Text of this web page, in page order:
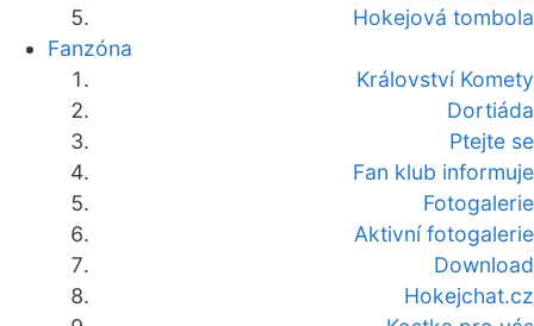
Hokejová tombola
Fanzóna
Království Komety
Dortiáda
Ptejte se
Fan klub informuje
Fotogalerie
Aktivní fotogalerie
Download
Hokejchat.cz